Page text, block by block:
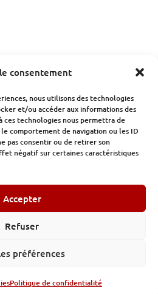
consentement
nous utilisons des technologies
et/ou accéder aux informations des
ces technologies nous permettra de
comportement de navigation ou les ID
pas consentir ou de retirer son
négatif sur certaines caractéristiques
Accepter
Refuser
préférences
Politique de confidentialité
et des Promoteurs 32/34 avenue
-Tel : 01.89.53.47.11
Politique de confidentialité